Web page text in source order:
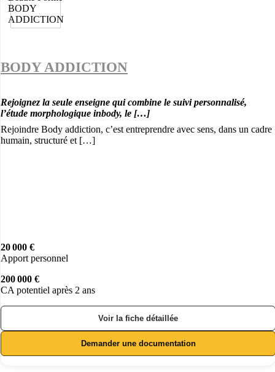
BODY ADDICTION
Rejoignez la seule enseigne qui combine le suivi personnalisé,
l’étude morphologique inbody, le […]
Rejoindre Body addiction, c’est entreprendre avec sens, dans un cadre
humain, structuré et […]
20 000 €
Apport personnel
200 000 €
CA potentiel après 2 ans
Voir la fiche détaillée
Demander une documentation